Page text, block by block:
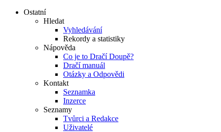
Ostatní
Hledat
Vyhledávání
Rekordy a statistiky
Nápověda
Co je to Dračí Doupě?
Dračí manuál
Otázky a Odpovědi
Kontakt
Seznamka
Inzerce
Seznamy
Tvůrci a Redakce
Uživatelé